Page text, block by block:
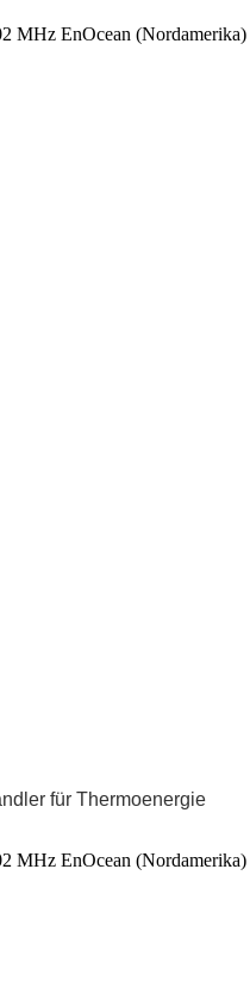
MHz EnOcean (Nordamerika)
für Thermoenergie
MHz EnOcean (Nordamerika)